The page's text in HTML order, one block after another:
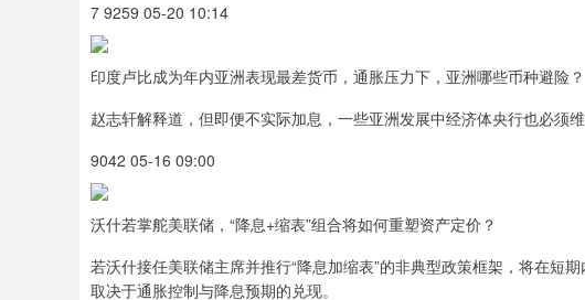
7 9259 05-20 10:14
印度卢比成为年内亚洲表现最差货币，通胀压力下，亚洲哪些币种避险？
赵志轩解释道，但即便不实际加息，一些亚洲发展中经济体央行也必须
9042 05-16 09:00
沃什若掌舵美联储，“降息+缩表”组合将如何重塑资产定价？
若沃什接任美联储主席并推行“降息加缩表”的非典型政策框架，将在短
取决于通胀控制与降息预期的兑现。